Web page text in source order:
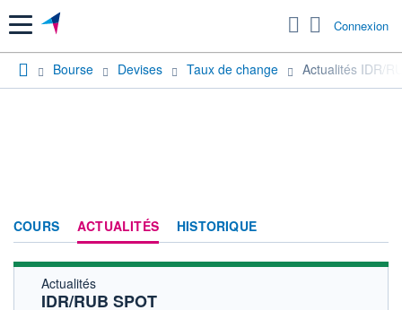
Menu Connexion
Bourse Devises Taux de change Actualités IDR/
COURS ACTUALITÉS HISTORIQUE
Actualités
IDR/RUB SPOT